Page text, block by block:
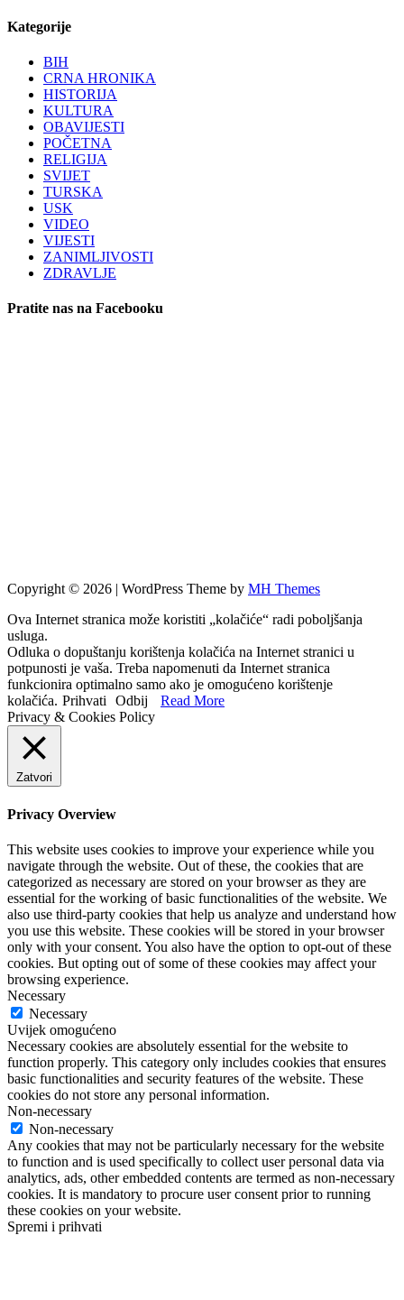
Kategorije
BIH
CRNA HRONIKA
HISTORIJA
KULTURA
OBAVIJESTI
POČETNA
RELIGIJA
SVIJET
TURSKA
USK
VIDEO
VIJESTI
ZANIMLJIVOSTI
ZDRAVLJE
Pratite nas na Facebooku
Copyright © 2026 | WordPress Theme by MH Themes
Ova Internet stranica može koristiti „kolačiće“ radi poboljšanja
usluga.
Odluka o dopuštanju korištenja kolačića na Internet stranici u
potpunosti je vaša. Treba napomenuti da Internet stranica
funkcionira optimalno samo ako je omogućeno korištenje
kolačića. Prihvati Odbij
Read More
Privacy & Cookies Policy
Zatvori
Privacy Overview
This website uses cookies to improve your experience while you
navigate through the website. Out of these, the cookies that are
categorized as necessary are stored on your browser as they are
essential for the working of basic functionalities of the website. We
also use third-party cookies that help us analyze and understand how
you use this website. These cookies will be stored in your browser
only with your consent. You also have the option to opt-out of these
cookies. But opting out of some of these cookies may affect your
browsing experience.
Necessary
Necessary
Uvijek omogućeno
Necessary cookies are absolutely essential for the website to
function properly. This category only includes cookies that ensures
basic functionalities and security features of the website. These
cookies do not store any personal information.
Non-necessary
Non-necessary
Any cookies that may not be particularly necessary for the website
to function and is used specifically to collect user personal data via
analytics, ads, other embedded contents are termed as non-necessary
cookies. It is mandatory to procure user consent prior to running
these cookies on your website.
Spremi i prihvati